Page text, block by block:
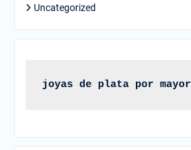
Uncategorized
joyas de plata por mayor